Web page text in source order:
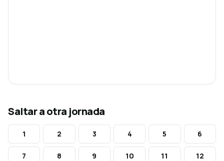
Saltar a otra jornada
1 2 3 4 5 6
7 8 9 10 11 12